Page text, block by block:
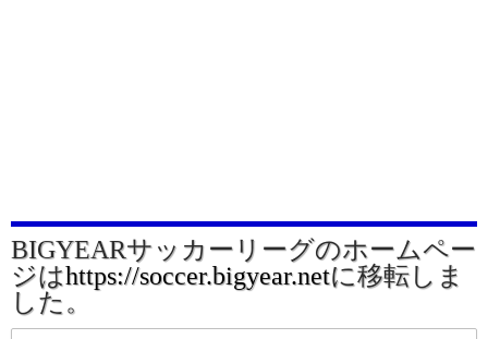
BIGYEARサッカーリーグのホームペー
ジはhttps://soccer.bigyear.netに移転しま
した。